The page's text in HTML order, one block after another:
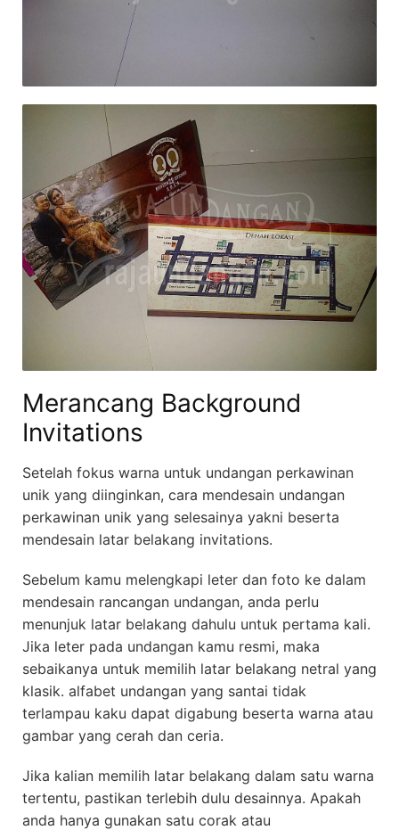
Merancang Background
Invitations
Setelah fokus warna untuk undangan perkawinan
unik yang diinginkan, cara mendesain undangan
perkawinan unik yang selesainya yakni beserta
mendesain latar belakang invitations.
Sebelum kamu melengkapi leter dan foto ke dalam
mendesain rancangan undangan, anda perlu
menunjuk latar belakang dahulu untuk pertama kali.
Jika leter pada undangan kamu resmi, maka
sebaikanya untuk memilih latar belakang netral yang
klasik. alfabet undangan yang santai tidak
terlampau kaku dapat digabung beserta warna atau
gambar yang cerah dan ceria.
Jika kalian memilih latar belakang dalam satu warna
tertentu, pastikan terlebih dulu desainnya. Apakah
anda hanya gunakan satu corak atau